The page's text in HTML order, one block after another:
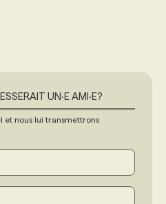
UN‧E AMI‧E?
et nous lui transmettrons